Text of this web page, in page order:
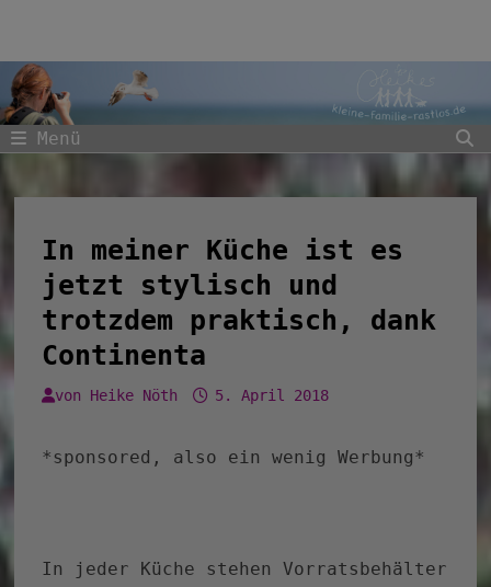
springen
Menü
In meiner Küche ist es
jetzt stylisch und
trotzdem praktisch, dank
Continenta
von Heike Nöth 5. April 2018
*sponsored, also ein wenig Werbung*
In jeder Küche stehen Vorratsbehälter